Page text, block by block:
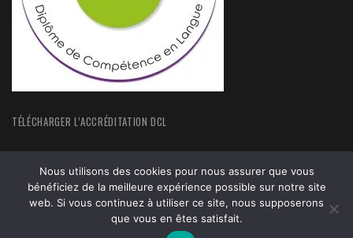
TÉLÉCHARGER L’ACCRÉDITATION DCL
FORMATIONS ACTUALITÉS MENTIONS LEGALES
Nous utilisons des cookies pour nous assurer que vous
bénéficiez de la meilleure expérience possible sur notre site
web. Si vous continuez à utiliser ce site, nous supposerons
que vous en êtes satisfait.